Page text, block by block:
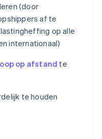
(door
af te
op alle
internationaal)
op afstand te
te houden